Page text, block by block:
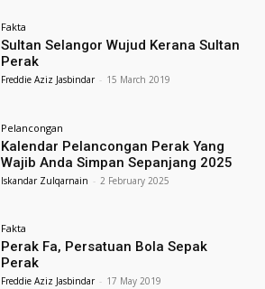
Fakta
Sultan Selangor Wujud Kerana Sultan
Perak
Freddie Aziz Jasbindar - 15 March 2019
Pelancongan
Kalendar Pelancongan Perak Yang
Wajib Anda Simpan Sepanjang 2025
Iskandar Zulqarnain - 2 February 2025
Fakta
Perak Fa, Persatuan Bola Sepak
Perak
Freddie Aziz Jasbindar - 17 May 2019